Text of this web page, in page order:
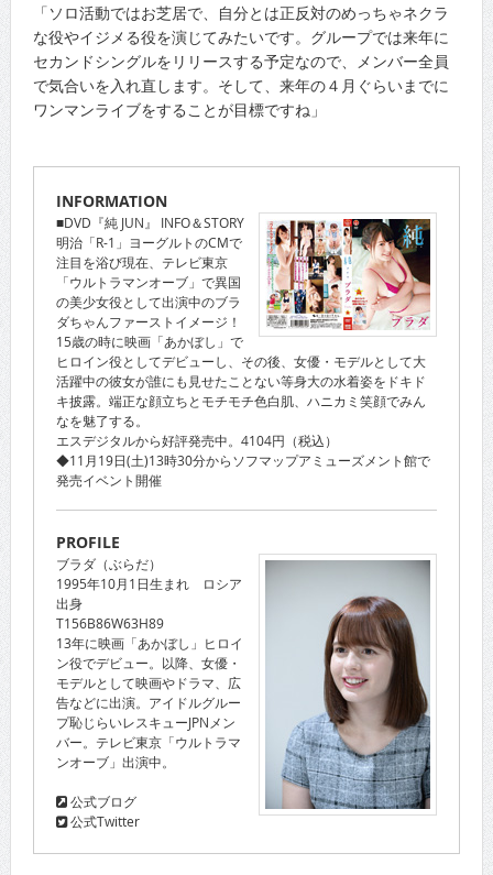
「ソロ活動ではお芝居で、自分とは正反対のめっちゃネクラ
な役やイジメる役を演じてみたいです。グループでは来年に
セカンドシングルをリリースする予定なので、メンバー全員
で気合いを入れ直します。そして、来年の４月ぐらいまでに
ワンマンライブをすることが目標ですね」
INFORMATION
■DVD『純 JUN』 INFO＆STORY
明治「R-1」ヨーグルトのCMで
注目を浴び現在、テレビ東京
「ウルトラマンオーブ」で異国
の美少女役として出演中のブラ
ダちゃんファーストイメージ！
15歳の時に映画「あかぼし」で
ヒロイン役としてデビューし、その後、女優・モデルとして大
活躍中の彼女が誰にも見せたことない等身大の水着姿をドキド
キ披露。端正な顔立ちとモチモチ色白肌、ハニカミ笑顔でみん
なを魅了する。
エスデジタルから好評発売中。4104円（税込）
◆11月19日(土)13時30分からソフマップアミューズメント館で
発売イベント開催
PROFILE
ブラダ（ぶらだ）
1995年10月1日生まれ ロシア
出身
T156B86W63H89
13年に映画「あかぼし」ヒロイ
ン役でデビュー。以降、女優・
モデルとして映画やドラマ、広
告などに出演。アイドルグルー
プ恥じらいレスキューJPNメン
バー。テレビ東京「ウルトラマ
ンオーブ」出演中。
公式ブログ
公式Twitter